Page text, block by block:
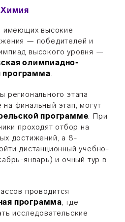
Химия
имеющих высокие
— победителей и
высокого уровня —
олимпиадно-
программа.
регионального этапа
финальный этап, могут
программе. При
проходят отбор на
достижений, а 8-
дистанционный учебно-
январь) и очный тур в
проводится
программа, где
исследовательские